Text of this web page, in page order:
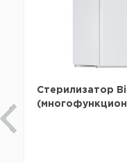
Стерилизатор